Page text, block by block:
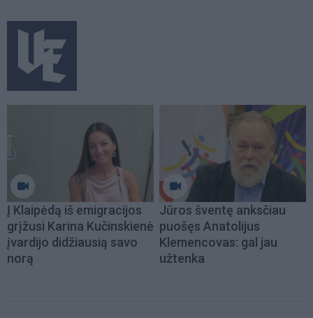
Į Klaipėdą iš emigracijos
grįžusi Karina Kučinskienė
įvardijo didžiausią savo
norą
Jūros šventę anksčiau
puošęs Anatolijus
Klemencovas: gal jau
užtenka